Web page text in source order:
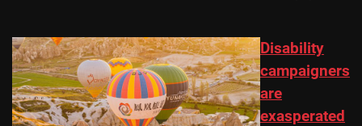
Disability
campaigners
are
exasperated